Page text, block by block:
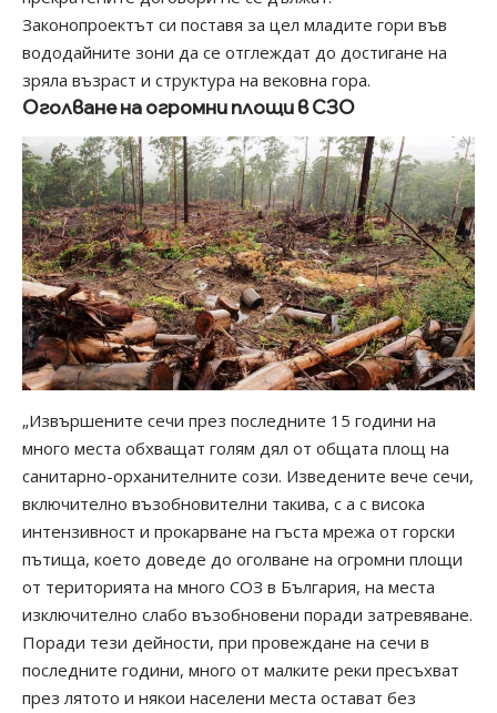
Законопроектът си поставя за цел младите гори във
вододайните зони да се отглеждат до достигане на
зряла възраст и структура на вековна гора.
Оголване на огромни площи в СЗО
„Извършените сечи през последните 15 години на
много места обхващат голям дял от общата площ на
санитарно-орханителните сози. Изведените вече сечи,
включително възобновителни такива, с а с висока
интензивност и прокарване на гъста мрежа от горски
пътища, което доведе до оголване на огромни площи
от територията на много СОЗ в България, на места
изключително слабо възобновени поради затревяване.
Поради тези дейности, при провеждане на сечи в
последните години, много от малките реки пресъхват
през лятото и някои населени места остават без